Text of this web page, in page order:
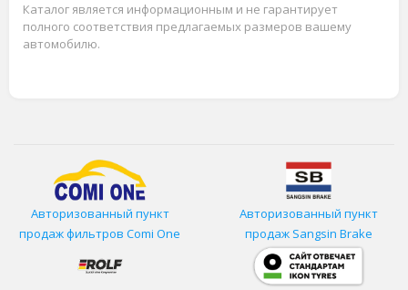
Каталог является информационным и не гарантирует
полного соответствия предлагаемых размеров вашему
автомобилю.
Авторизованный пункт
продаж фильтров Comi One
Авторизованный пункт
продаж Sangsin Brake